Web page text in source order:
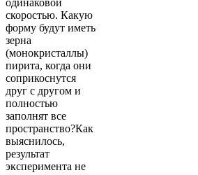
скоростью. Какую
форму будут иметь
зерна
(монокристаллы)
пирита, когда они
соприкоснутся
друг с другом и
полностью
заполнят все
пространство?Как
выяснилось,
результат
эксперимента не